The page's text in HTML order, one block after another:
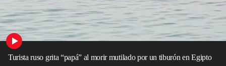
Turista ruso grita “papá” al morir mutilado por un tiburón en Egipto